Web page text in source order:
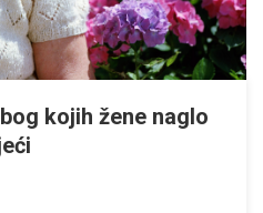
kojih žene naglo